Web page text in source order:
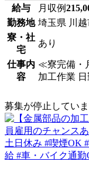
給与 月収例
勤務地 埼玉県 川越
寮・社
宅
あり
仕事内
容
≪寮完備・
加工作業 日
募集が停止してい